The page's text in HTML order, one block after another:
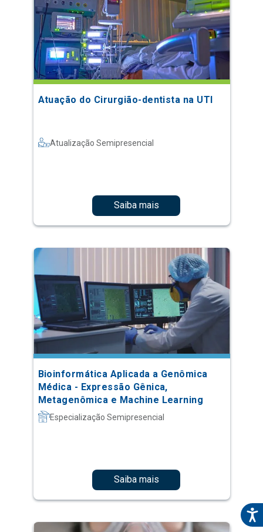
Atuação do Cirurgião-dentista na UTI
Atualização Semipresencial
Saiba mais
Bioinformática Aplicada a Genômica
Médica - Expressão Gênica,
Metagenômica e Machine Learning
Especialização Semipresencial
Saiba mais